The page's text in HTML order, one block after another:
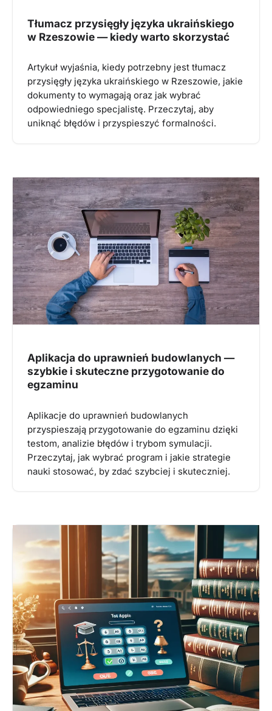
Tłumacz przysięgły języka ukraińskiego
w Rzeszowie — kiedy warto skorzystać
Artykuł wyjaśnia, kiedy potrzebny jest tłumacz
przysięgły języka ukraińskiego w Rzeszowie, jakie
dokumenty to wymagają oraz jak wybrać
odpowiedniego specjalistę. Przeczytaj, aby
uniknąć błędów i przyspieszyć formalności.
Aplikacja do uprawnień budowlanych —
szybkie i skuteczne przygotowanie do
egzaminu
Aplikacje do uprawnień budowlanych
przyspieszają przygotowanie do egzaminu dzięki
testom, analizie błędów i trybom symulacji.
Przeczytaj, jak wybrać program i jakie strategie
nauki stosować, by zdać szybciej i skuteczniej.